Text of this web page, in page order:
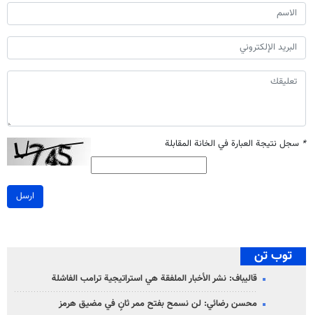
* سجل نتيجة العبارة في الخانة المقابلة
ارسل
توب تن
قاليباف: نشر الأخبار الملفقة هي استراتيجية ترامب الفاشلة
محسن رضائي: لن نسمح بفتح ممر ثانٍ في مضيق هرمز